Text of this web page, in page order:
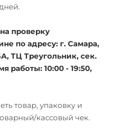
проверку
по адресу: г. Самара,
ТЦ Треугольник, сек.
работы: 10:00 - 19:50,
товар, упаковку и
кассовый чек.